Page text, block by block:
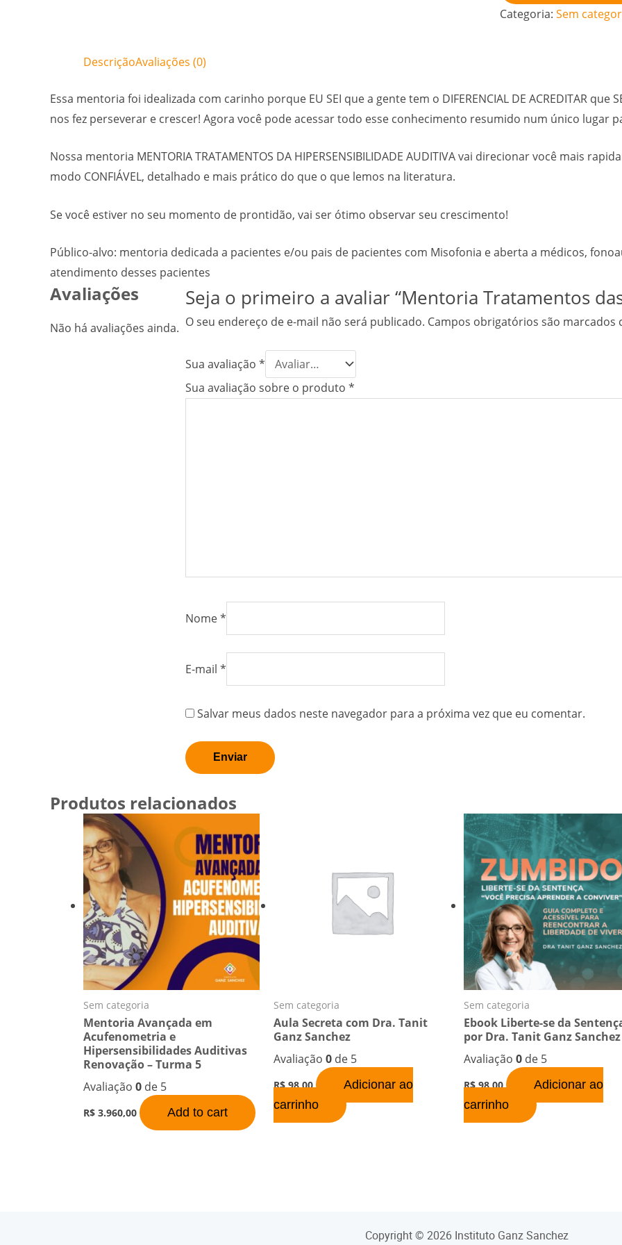
Categoria: Sem
DescriçãoAvaliações (0)
Essa mentoria foi idealizada com carinho porque EU SEI que a gente tem o DIFERENCIAL DE ACREDITAR que
nos fez perseverar e crescer! Agora você pode acessar todo esse conhecimento resumido num único lugar
Nossa mentoria MENTORIA TRATAMENTOS DA HIPERSENSIBILIDADE AUDITIVA vai direcionar você mais
modo CONFIÁVEL, detalhado e mais prático do que o que lemos na literatura.
Se você estiver no seu momento de prontidão, vai ser ótimo observar seu crescimento!
Público-alvo: mentoria dedicada a pacientes e/ou pais de pacientes com Misofonia e aberta a médicos,
atendimento desses pacientes
Avaliações
Não há avaliações ainda.
Seja o primeiro a avaliar “Mentoria Tratamentos
O seu endereço de e-mail não será publicado. Campos obrigatórios são marcados
Sua avaliação *
Sua avaliação sobre o produto *
Nome*
E-mail *
Salvar meus dados neste navegador para a próxima vez que eu comentar.
Produtos relacionados
Sem categoria
Mentoria Avançada em
Acufenometria e
Hipersensibilidades Auditivas
Renovação – Turma 5
Avaliação 0 de 5
R$ 3.960,00 Add to cart
Sem categoria
Aula Secreta com Dra. Tanit
Ganz Sanchez
Avaliação0 de 5
R$98,00
Adicionar ao
carrinho
Sem categoria
Ebook Liberte-se da
por Dra. Tanit Ganz Sanchez
Avaliação0 de 5
R$98,00
Adicionar ao
carrinho
Copyright © 2026 Instituto Ganz Sanchez